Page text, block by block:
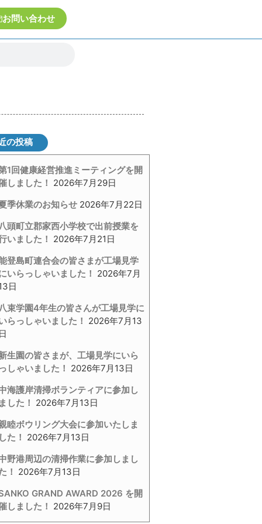
お問い合わせ
の投稿
1回健康経営推進ミーティングを開
しました！ 2026年7月29日
季休業のお知らせ 2026年7月22日
頭町立郡家西小学校で出前授業を
いました！ 2026年7月21日
登島町連合会の皆さまが工場見学
いらっしゃいました！ 2026年7月
日
束学園4年生の皆さんが工場見学に
らっしゃいました！ 2026年7月13
生園の皆さまが、工場見学にいら
しゃいました！ 2026年7月13日
海護岸清掃ボランティアに参加し
した！ 2026年7月13日
睦ボウリング大会に参加いたしま
た！ 2026年7月13日
野港周辺の清掃作業に参加しまし
！ 2026年7月13日
GRAND AWARD 2026 を開
しました！ 2026年7月9日